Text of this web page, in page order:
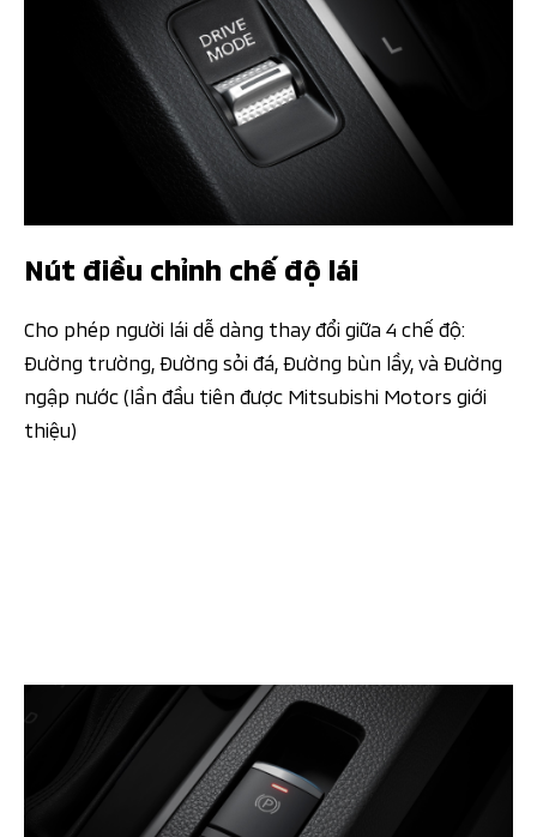
Nút điều chỉnh chế độ lái​
Cho phép người lái dễ dàng thay đổi giữa 4 chế độ:
Đường trường, Đường sỏi đá, Đường bùn lầy, và Đường
ngập nước (lần đầu tiên được Mitsubishi Motors giới
thiệu)​